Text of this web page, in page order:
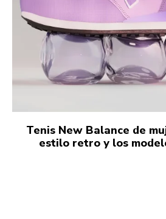
Tenis New Balance de
estilo retro y los